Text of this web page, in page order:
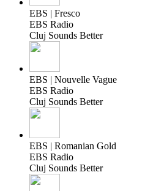
EBS | Fresco
EBS Radio
Cluj Sounds Better
EBS | Nouvelle Vague
EBS Radio
Cluj Sounds Better
EBS | Romanian Gold
EBS Radio
Cluj Sounds Better